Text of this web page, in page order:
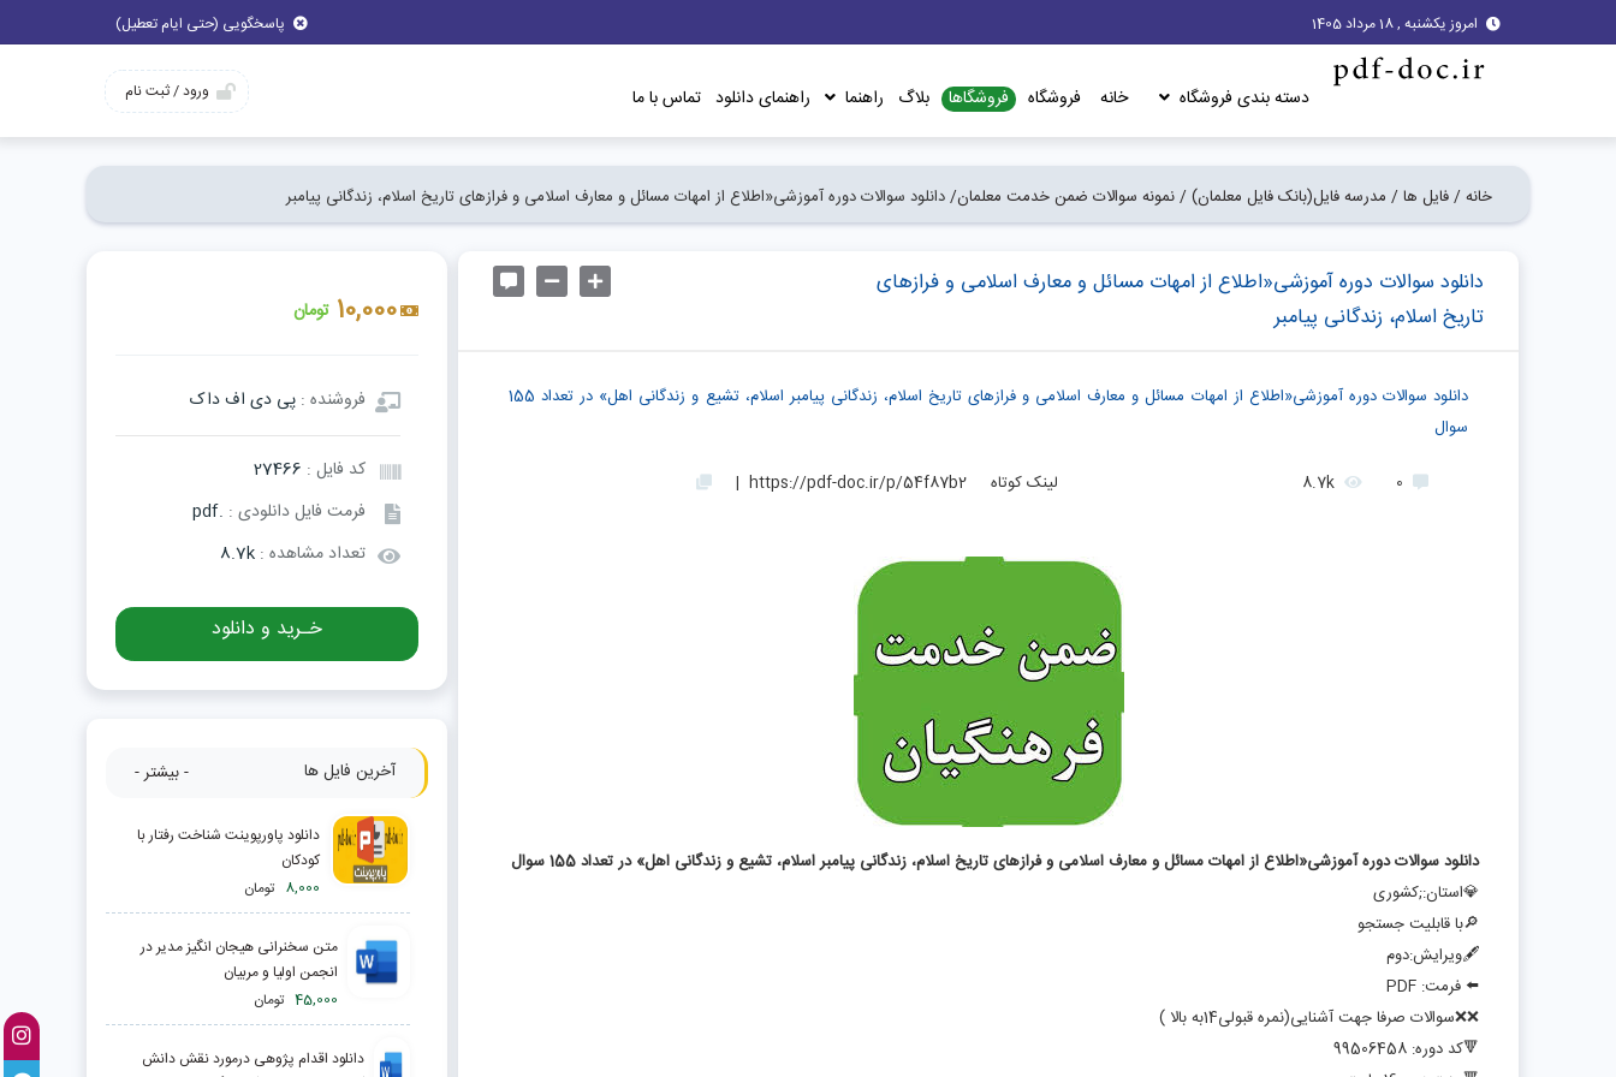
امروز یکشنبه , 18 مرداد 1405 پاسخگویی (حتی ایام تعطیل)
دسته بندی فروشگاه خانه فروشگاه فروشگاها بلاگ راهنما راهنمای دانلود تماس با ما ورود / ثبت نام
خانه /فایل ها / مدرسه فایل(بانک فایل معلمان) /نمونه سوالات ضمن خدمت معلمان/دانلود سوالات دوره آموزشی«اطلاع از امهات مسائل و معارف اسلامی و فرازهای تاریخ اسلام، زندگانی پیامبر
10,000 تومان
فروشنده : پی دی اف داک
کد فایل : 27466
فرمت فایل دانلودی : .pdf
تعداد مشاهده : 8.7k
خـرید و دانلود
آخرین فایل ها - بیشتر -
دانلود پاورپوینت شناخت رفتار با
کودکان
8,000 تومان
متن سخنرانی هیجان انگیز مدیر در
انجمن اولیا و مربیان
45,000 تومان
دانلود اقدام پژوهی درمورد نقش دانش
دانلود سوالات دوره آموزشی«اطلاع از امهات مسائل و معارف اسلامی و فرازهای
تاریخ اسلام، زندگانی پیامبر
دانلود سوالات دوره آموزشی«اطلاع از امهات مسائل و معارف اسلامی و فرازهای تاریخ اسلام، زندگانی پیامبر اسلام، تشیع و زندگانی اهل» در تعداد 155
سوال
0
8.7k لینک کوتاه https://pdf-doc.ir/p/54f87b2
|
دانلود سوالات دوره آموزشی«اطلاع از امهات مسائل و معارف اسلامی و فرازهای تاریخ اسلام، زندگانی پیامبر اسلام، تشیع و زندگانی اهل» در تعداد 155 سوال
💎استان:;کشوری
🔎با قابلیت جستجو
🖋ویرایش:دوم
⬅️ فرمت: PDF
❌❌سوالات صرفا جهت آشنایی(نمره قبولی14به بالا )
🔻کد دوره: 99506458